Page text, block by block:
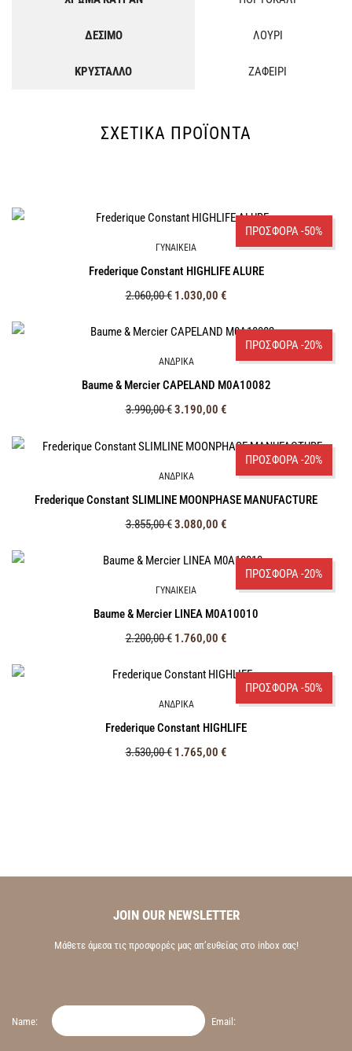
ΔΕΣΙΜΟ ΛΟΥΡΙ
ΚΡΥΣΤΑΛΛΟ ΖΑΦΕΙΡΙ
ΣΧΕΤΙΚΆ ΠΡΟΪΌΝΤΑ
ΠΡΟΣΦΟΡΑ -50%
ΓΥΝΑΙΚΕΙΑ
Frederique Constant HIGHLIFE ALURE
2.060,00€ 1.030,00 €
ΠΡΟΣΦΟΡΑ -20%
ΑΝΔΡΙΚΑ
Baume & Mercier CAPELAND M0A10082
3.990,00€3.190,00 €
ΠΡΟΣΦΟΡΑ -20%
ΑΝΔΡΙΚΑ
Frederique Constant SLIMLINE MOONPHASE MANUFACTURE
3.855,00€3.080,00 €
ΠΡΟΣΦΟΡΑ -20%
ΓΥΝΑΙΚΕΙΑ
Baume & Mercier LINEA M0A10010
2.200,00€ 1.760,00 €
ΠΡΟΣΦΟΡΑ -50%
ΑΝΔΡΙΚΑ
Frederique Constant HIGHLIFE
3.530,00€ 1.765,00 €
JOIN OUR NEWSLETTER
Μάθετε άμεσα τις προσφορές μας απ’ευθείας στο inbox σας!
Name: Email: